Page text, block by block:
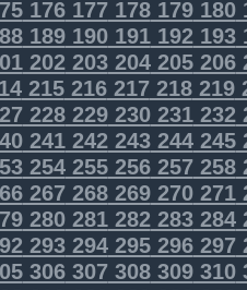
176177178179180
189190191192193
202203204205206
215216217218219
228229230231232
241242243244245
254255256257258
267268269270271
280281282283284
293294295296297
306307308309310